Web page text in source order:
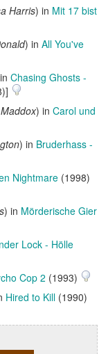
Harris) in Mit 17 bist
) in All You've
Chasing Ghosts -
) in Carol und
) in Bruderhass -
Nightmare (1998)
) in Mörderische Gier
Lock - Hölle
Cop 2 (1993)
Hired to Kill (1990)